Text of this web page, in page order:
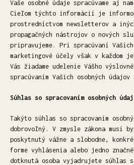
Vaše osobné údaje spracúvame aj
Cieľom týchto informácií je
prostredníctvom newsletterov a
propagačných nástrojov o nových
pripravujeme. Pri spracúvaní Vašich
marketingové účely však v každom
Vás žiadame udelenie Vášho
spracúvaním Vašich osobných údajov
Súhlas so spracovaním osobných
Takýto súhlas so spracovaním
dobrovoľný. V zmysle zákona musí
poskytnutý vážne a slobodne,
forme vyhlásenia alebo jedno
dotknutá osoba vyjadrujete súhlas